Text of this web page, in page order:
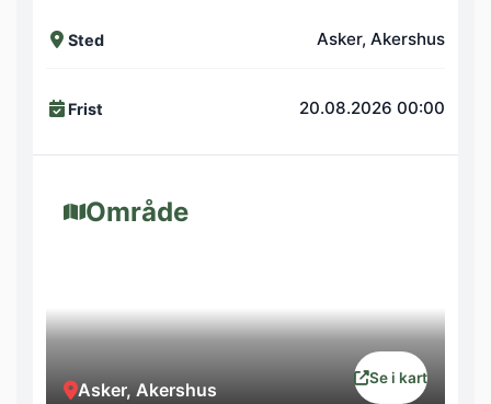
Sted Asker, Akershus
Frist 20.08.2026 00:00
Område
Asker, Akershus
Se i kart